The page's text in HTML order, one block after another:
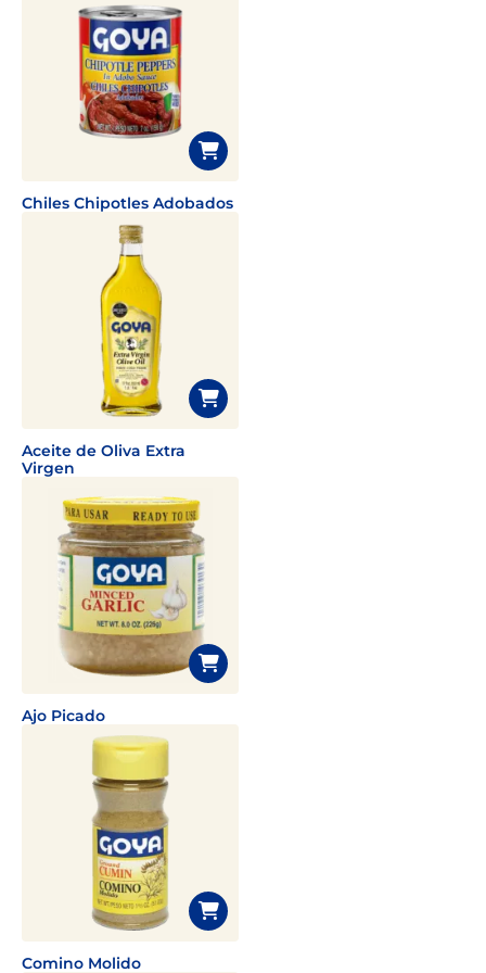
Chiles Chipotles Adobados
Aceite de Oliva Extra
Virgen
Ajo Picado
Comino Molido